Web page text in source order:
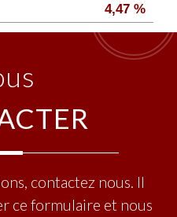
4,47 %
contactez nous. Il
ce formulaire et nous